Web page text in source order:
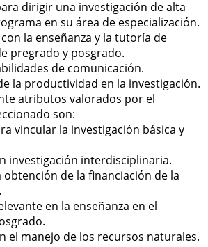
dirigir una investigación de alta
en su área de especialización.
la enseñanza y la tutoría de
pregrado y posgrado.
de comunicación.
la productividad en la investigación.
atributos valorados por el
son:
vincular la investigación básica y
investigación interdisciplinaria.
obtención de la financiación de la
en la enseñanza en el
el manejo de los recursos naturales.